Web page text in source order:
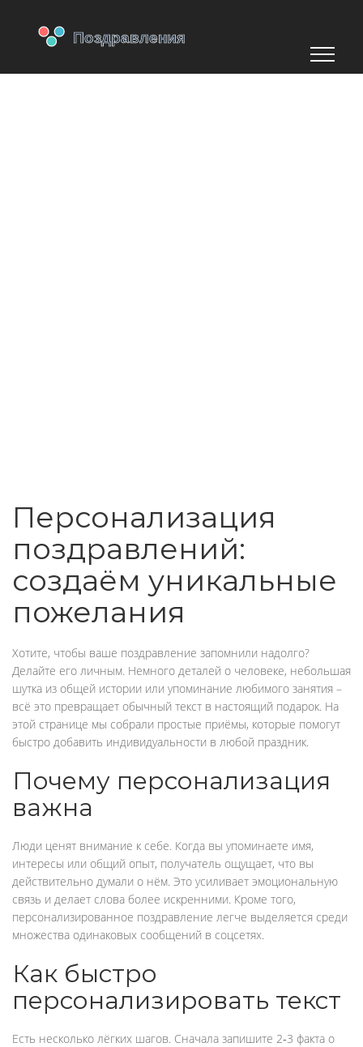
Персонализация
поздравлений:
создаём уникальные
пожелания
Хотите, чтобы ваше поздравление запомнили надолго?
Делайте его личным. Немного деталей о человеке, небольшая
шутка из общей истории или упоминание любимого занятия –
всё это превращает обычный текст в настоящий подарок. На
этой странице мы собрали простые приёмы, которые помогут
быстро добавить индивидуальности в любой праздник.
Почему персонализация
важна
Люди ценят внимание к себе. Когда вы упоминаете имя,
интересы или общий опыт, получатель ощущает, что вы
действительно думали о нём. Это усиливает эмоциональную
связь и делает слова более искренними. Кроме того,
персонализированное поздравление легче выделяется среди
множества одинаковых сообщений в соцсетях.
Как быстро
персонализировать текст
Есть несколько лёгких шагов. Сначала запишите 2‑3 факта о